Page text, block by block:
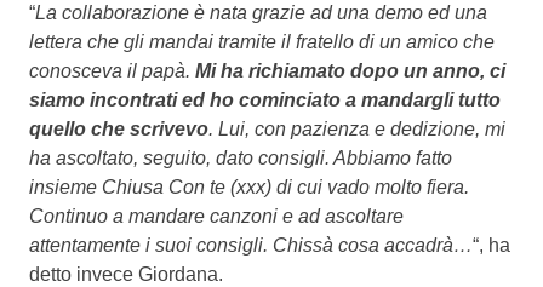
“La collaborazione è nata grazie ad una demo ed una
lettera che gli mandai tramite il fratello di un amico che
conosceva il papà. Mi ha richiamato dopo un anno, ci
siamo incontrati ed ho cominciato a mandargli tutto
quello che scrivevo. Lui, con pazienza e dedizione, mi
ha ascoltato, seguito, dato consigli. Abbiamo fatto
insieme Chiusa Con te (xxx) di cui vado molto fiera.
Continuo a mandare canzoni e ad ascoltare
attentamente i suoi consigli. Chissà cosa accadrà…“, ha
detto invece Giordana.